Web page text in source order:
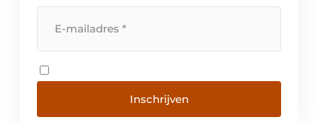
Inschrijven